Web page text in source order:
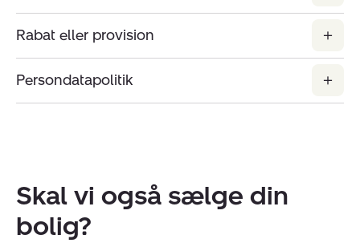
Rabat eller provision
Persondatapolitik
Skal vi også sælge din
bolig?